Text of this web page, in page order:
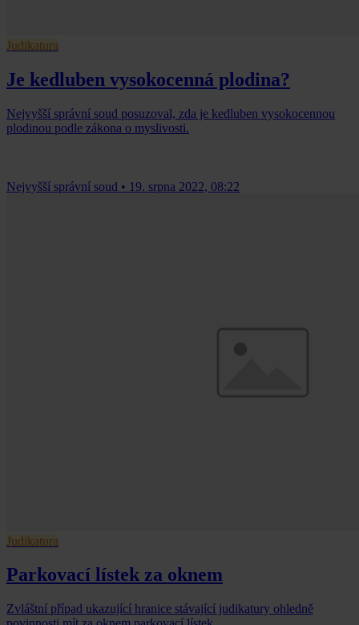
Judikatura
Je kedluben vysokocenná plodina?
Nejvyšší správní soud posuzoval, zda je kedluben vysokocennou
plodinou podle zákona o myslivosti.
Nejvyšší správní soud • 19. srpna 2022, 08:22
Judikatura
Parkovací lístek za oknem
Zvláštní případ ukazující hranice stávající judikatury ohledně